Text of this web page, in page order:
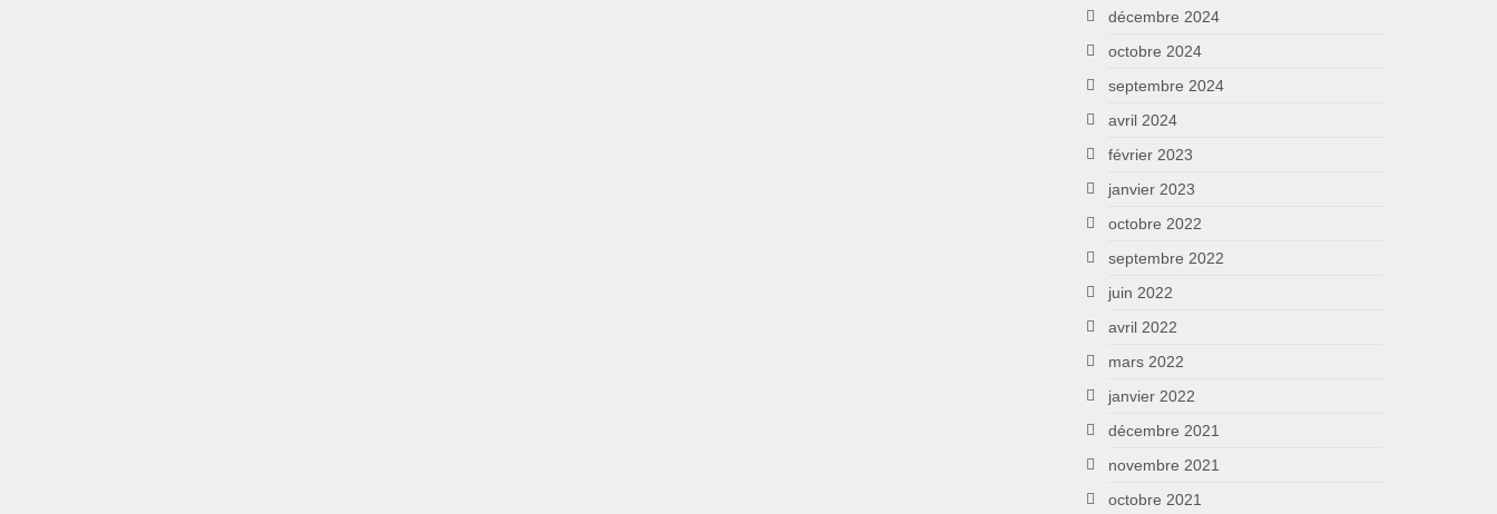
décembre 2024
octobre 2024
septembre 2024
avril 2024
février 2023
janvier 2023
octobre 2022
septembre 2022
juin 2022
avril 2022
mars 2022
janvier 2022
décembre 2021
novembre 2021
octobre 2021